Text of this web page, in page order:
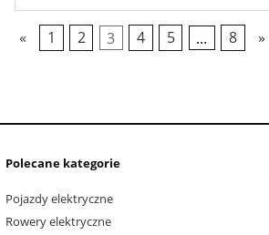
« 1 2 3 4 5 ... 8 »
Polecane kategorie
Pojazdy elektryczne
Rowery elektryczne